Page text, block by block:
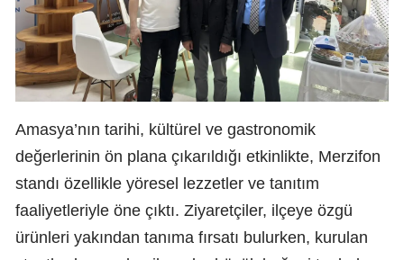
Amasya’nın tarihi, kültürel ve gastronomik
değerlerinin ön plana çıkarıldığı etkinlikte, Merzifon
standı özellikle yöresel lezzetler ve tanıtım
faaliyetleriyle öne çıktı. Ziyaretçiler, ilçeye özgü
ürünleri yakından tanıma fırsatı bulurken, kurulan